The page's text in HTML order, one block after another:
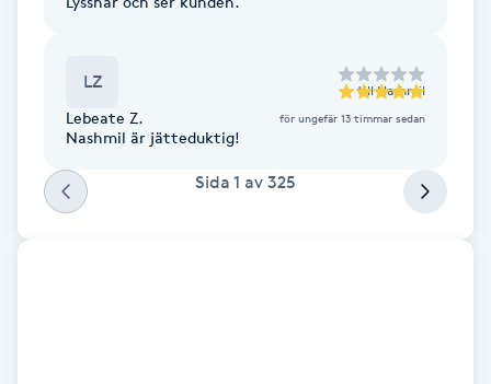
Kostrådgivning
Kroppsinpackning
Kroppspeeling
LZ till Nashmil
Lebeate Z. för ungefär 13 timmar sedan
Nashmil är jätteduktig!
Sida 1 av 325